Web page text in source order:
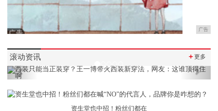
广告
滚动资讯 ＋更多
Previous Next
资生堂也中招！粉丝们都在